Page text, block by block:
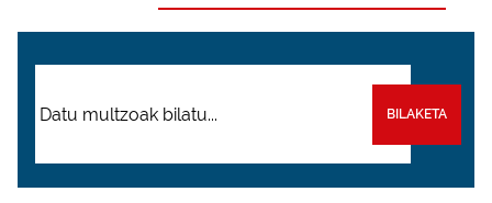
BILAKETA